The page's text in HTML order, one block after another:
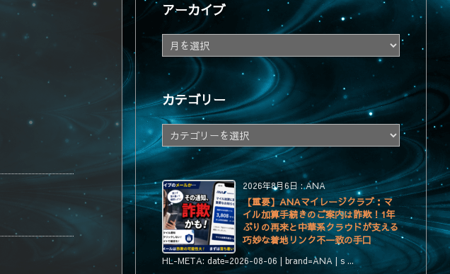
アーカイブ
ー
カ
イ
ブ
カテゴリー
カ
テ
ゴ
ー
2026年8月6日:ANA
【重要】ANAマイレージクラブ：マ
イル加算手続きのご案内は詐欺！1年
ぶりの再来と中華系クラウドが支える
巧妙な着地リンク不一致の手口
HL-META: date=2026-08-06 | brand=ANA | s ...